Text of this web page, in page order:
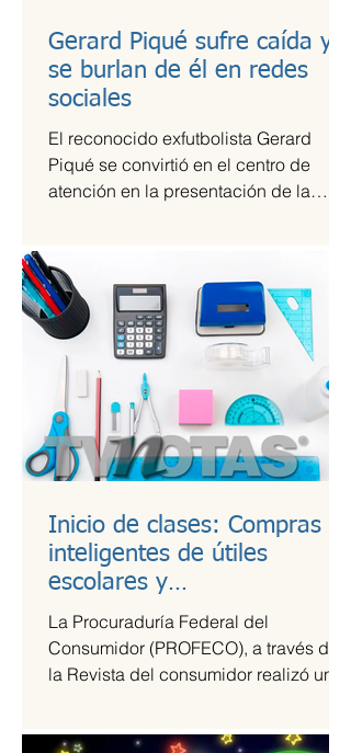
Gerard Piqué sufre caída y
se burlan de él en redes
sociales
El reconocido exfutbolista Gerard
Piqué se convirtió en el centro de
atención en la presentación de la
Inicio de clases: Compras
inteligentes de útiles
escolares y
recomendaciones para la
lonchera
La Procuraduría Federal del
Consumidor (PROFECO), a través de
la Revista del consumidor realizó un